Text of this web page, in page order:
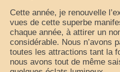
Nos Vadrouilles
France
nos sorties classées
Cette année, je renouvelle
vues de cette superbe
chaque année, à attirer un
considérable. Nous n’avons
toutes les attractions tant la
nous avons tout de même